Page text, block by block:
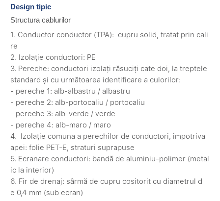
Design tipic
Structura cablurilor
1. Conductor conductor (TPA): cupru solid, tratat prin cali
re
2. Izolație conductori: PE
3. Pereche: conductori izolați răsuciți cate doi, la treptele
standard și cu următoarea identificare a culorilor:
- pereche 1: alb-albastru / albastru
- pereche 2: alb-portocaliu / portocaliu
- pereche 3: alb-verde / verde
- pereche 4: alb-maro / maro
4. Izolație comuna a perechilor de conductori, impotriva
apei: folie PET-E, straturi suprapuse
5. Ecranare conductori: bandă de aluminiu-polimer (metal
ic la interior)
6. Fir de drenaj: sârmă de cupru cositorit cu diametrul d
e 0,4 mm (sub ecran)